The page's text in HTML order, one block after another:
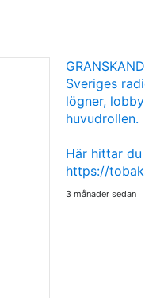
Sveriges
lögner,
huvudrollen.
Här hittar
https://
3 månader sedan